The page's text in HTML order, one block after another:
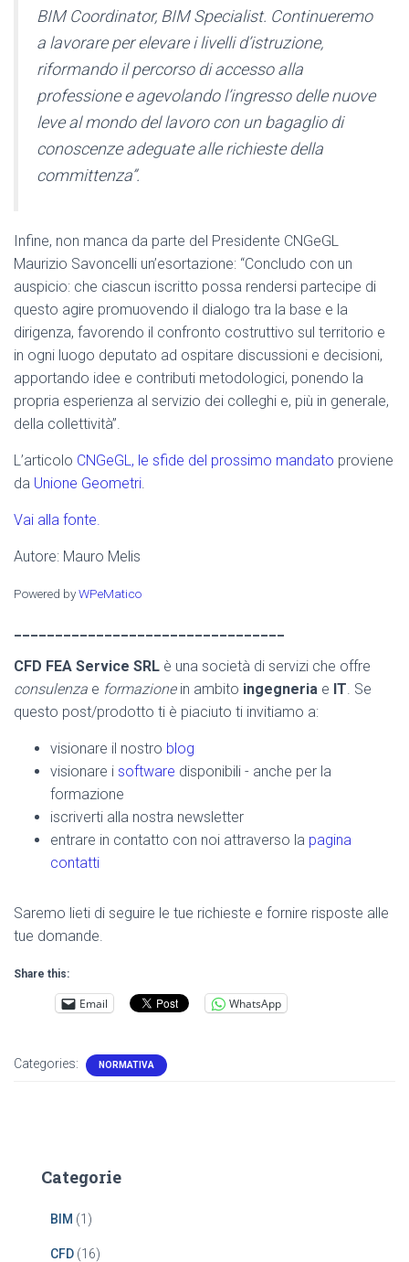
BIM Coordinator, BIM Specialist. Continueremo
a lavorare per elevare i livelli d’istruzione,
riformando il percorso di accesso alla
professione e agevolando l’ingresso delle nuove
leve al mondo del lavoro con un bagaglio di
conoscenze adeguate alle richieste della
committenza”.
Infine, non manca da parte del Presidente CNGeGL
Maurizio Savoncelli un’esortazione: “Concludo con un
auspicio: che ciascun iscritto possa rendersi partecipe di
questo agire promuovendo il dialogo tra la base e la
dirigenza, favorendo il confronto costruttivo sul territorio e
in ogni luogo deputato ad ospitare discussioni e decisioni,
apportando idee e contributi metodologici, ponendo la
propria esperienza al servizio dei colleghi e, più in generale,
della collettività”.
L’articolo CNGeGL, le sfide del prossimo mandato proviene
da Unione Geometri.
Vai alla fonte.
Autore: Mauro Melis
Powered byWPeMatico
CFD FEA Service SRL è una società di servizi che offre
consulenza e formazionein ambito ingegneria e IT. Se
questo post/prodotto ti è piaciuto ti invitiamo a:
visionare il nostro blog
visionare i software disponibili - anche per la
formazione
iscriverti alla nostra newsletter
entrare in contatto con noi attraverso la pagina
contatti
Saremo lieti di seguire le tue richieste e fornire risposte alle
tue domande.
Share this:
Email WhatsApp
Categories: NORMATIVA
Categorie
BIM (1)
CFD (16)